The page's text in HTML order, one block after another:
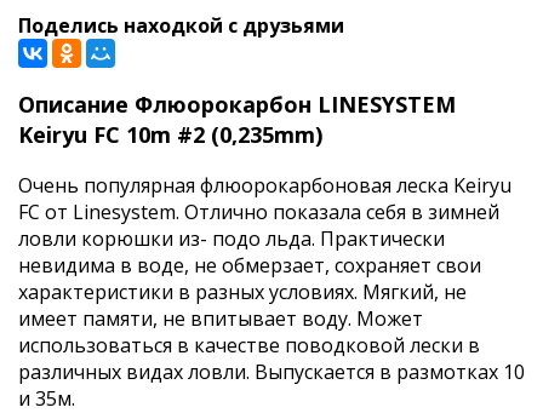
Поделись находкой с друзьями
Описание Флюорокарбон LINESYSTEM
Keiryu FC 10m #2 (0,235mm)
Очень популярная флюорокарбоновая леска Keiryu
FC от Linesystem. Отлично показала себя в зимней
ловли корюшки из- подо льда. Практически
невидима в воде, не обмерзает, сохраняет свои
характеристики в разных условиях. Мягкий, не
имеет памяти, не впитывает воду. Может
использоваться в качестве поводковой лески в
различных видах ловли. Выпускается в размотках 10
и 35м.